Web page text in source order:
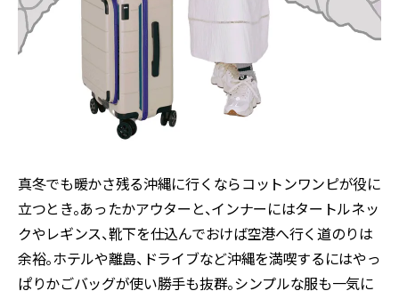
真冬でも暖かさ残る沖縄に行くならコットンワンピが役に
立つとき。あったかアウターと、インナーにはタートルネッ
クやレギンス、靴下を仕込んでおけば空港へ行く道のりは
余裕。ホテルや離島、ドライブなど沖縄を満喫するにはやっ
ぱりかごバッグが使い勝手も抜群。シンプルな服も一気に